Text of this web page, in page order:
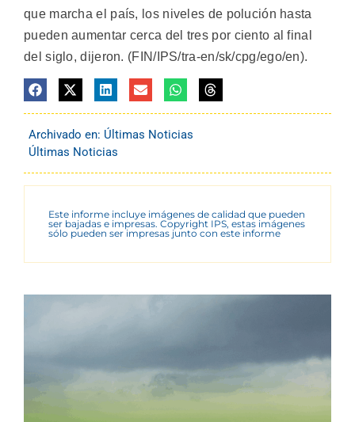
que marcha el país, los niveles de polución hasta
pueden aumentar cerca del tres por ciento al final
del siglo, dijeron. (FIN/IPS/tra-en/sk/cpg/ego/en).
Archivado en: Últimas Noticias
Últimas Noticias
Este informe incluye imágenes de calidad que pueden
ser bajadas e impresas. Copyright IPS, estas imágenes
sólo pueden ser impresas junto con este informe